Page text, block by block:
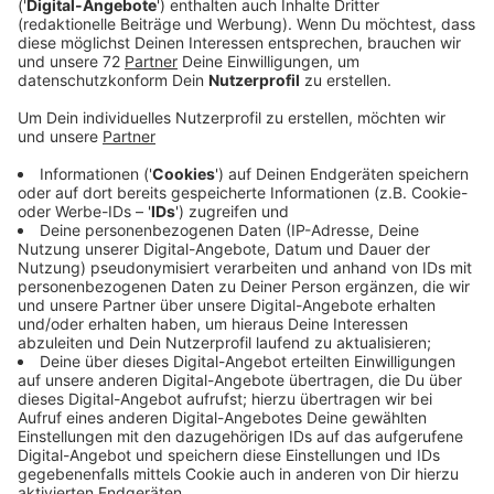
Intelligenz Atze Schröder.
Veröffentlicht:Mittwoch, 24.01.2024 00:15
Anzeige
Comedy
Atze Schröders Kaltstart 24: "Computer"